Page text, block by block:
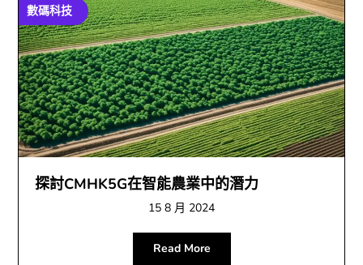
數碼科技
探討CMHK5G在智能農業中的潛力
15 8 月 2024
Read More